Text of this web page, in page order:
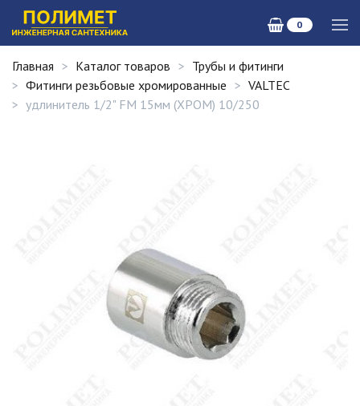
0
Главная Каталог товаров
Трубы и фитинги
Фитинги резьбовые хромированные
VALTEC
удлинитель 1/2" FM 15мм (ХРОМ) 10/250